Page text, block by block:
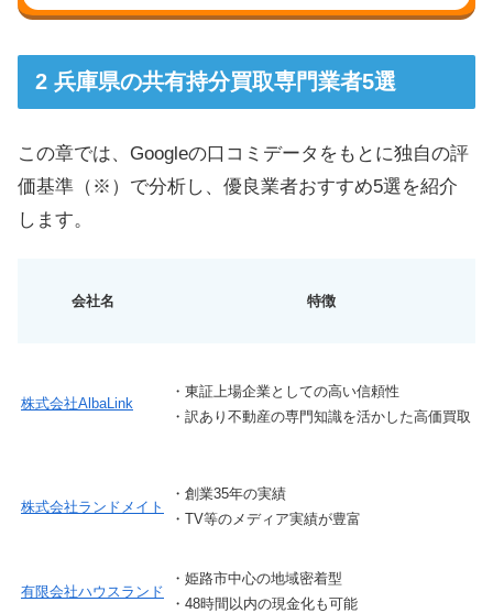
兵庫県の共有持分買取専門業者5選
この章では、Googleの口コミデータをもとに独自の評
価基準（※）で分析し、優良業者おすすめ5選を紹介
します。
会社名 特徴
株式会社AlbaLink
・東証上場企業としての高い信頼性
・訳あり不動産の専門知識を活かした高価買取
株式会社ランドメイト
・創業35年の実績
・TV等のメディア実績が豊富
有限会社ハウスランド
・姫路市中心の地域密着型
・48時間以内の現金化も可能